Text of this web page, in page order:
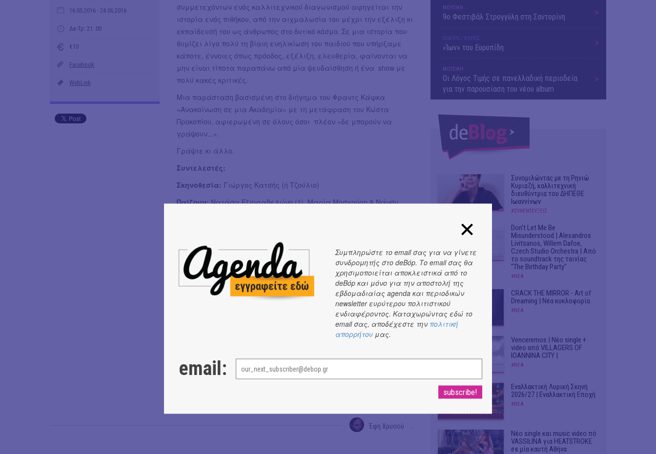
16.05.2016 - 24.06.2016
Δε-Τρ: 21: 00
€10
Facebook
WebLink
συμμετεχόντων ενός καλλιτεχνικού διαγωνισμού αφηγείται την
ιστορία ενός πιθήκου, από την αιχμαλωσία του μέχρι την εξέλιξη κι
εκπαίδευσή του ως άνθρωπος στο δυτικό κόσμο. Σε μια ιστορία που
θυμίζει λίγο πολύ τη βίαιη ενηλικίωση του παιδιού που υπήρξαμε
κάποτε, έννοιες όπως πρόοδος, εξέλιξη, ελευθερία, φαίνονται να
μην είναι τίποτα παραπάνω από μία ψευδαίσθηση ή ένα show με
πολύ κακές κριτικές.
Μια παράσταση βασισμένη στο διήγημα του Φραντς Κάφκα
«Ανακοίνωση σε μια Ακαδημία» με τη μετάφραση του Κώστα
Προκοπίου, αφιερωμένη σε όλους όσοι πλέον «δε μπορούν να
γράψουν...».
Γράψτε κι άλλο.
Συντελεστές:
Σκηνοθεσία: Γιώργος Κατσής (ή Τζούλιο)
Παίζουν:Νατάσα Εξηνταβελώνη (1), Μαρία Μοσχούρη & Νάνσυ
Τα στοιχήματα σας παρακαλώ...
Έφη Χρυσού
ΜΟΥΣΙΚΗ
9o Φεστιβάλ Στρογγύλη στη Σαντορίνη
ΘΕΑΤΡΟ / ΧΟΡΟΣ
«Ίων» του Ευρυπίδη
ΜΟΥΣΙΚΗ
Οι Λόγος Τιμής σε πανελλαδική περιοδεία
για την παρουσίαση του νέου album
Συνομιλώντας με τη Ρηνιώ
Κυριαζή, καλλιτεχνική
διευθύντρια του ΔΗΠΕΘΕ
Ιωαννίνων
#ΣΥΝΕΝΤΕΥΞΕΙΣ
Don't Let Me Be
Misunderstood | Alexandros
Livitsanos, Willem Dafoe,
Czech Studio Orchestra | Από
το soundtrack της ταινίας
"The Birthday Party"
#ΝΕΑ
CRACK THE MIRROR - Art of
Dreaming | Νέα κυκλοφορία
#ΝΕΑ
Venceremos | Νέο single +
video από VILLAGERS OF
IOANNINA CITY |
#ΝΕΑ
Εναλλακτική Λυρική Σκηνή
2026/27 | Εναλλακτική Εποχή
#ΝΕΑ
Νέο single και music video πό
VASSIŁINA για HEATSTROKE
σε μία καυτή Αθήνα
Συμπληρώστε το email σας για να γίνετε
συνδρομητής στο deBόp. Το email σας θα
χρησιμοποιείται αποκλειστικά από το
deBόp και μόνο για την αποστολή της
εβδομαδιαίας agenda και περιοδικών
newsletter ευρύτερου πολιτιστικού
ενδιαφέροντος. Καταχωρώντας εδώ το
email σας, αποδέχεστε την πολιτική
απορρήτου μας.
email: